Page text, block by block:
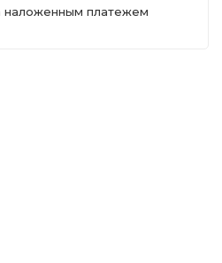
наложенным платежем